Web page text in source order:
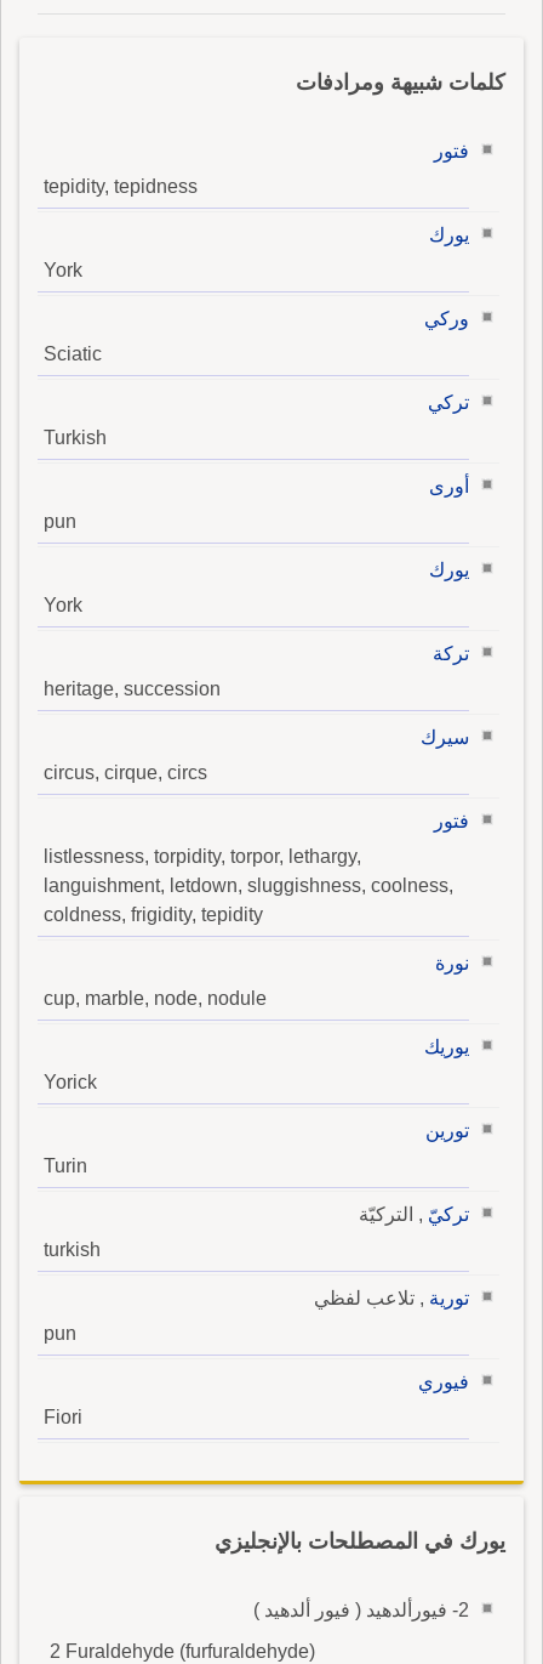
كلمات شبيهة ومرادفات
فتور
tepidity, tepidness
يورك
York
وركي
Sciatic
تركي
Turkish
أورى
pun
يورك
York
تركة
heritage, succession
سيرك
circus, cirque, circs
فتور
listlessness, torpidity, torpor, lethargy,
languishment, letdown, sluggishness, coolness,
coldness, frigidity, tepidity
نورة
cup, marble, node, nodule
يوريك
Yorick
تورين
Turin
تركيّ , التركيّة
turkish
تورية , تلاعب لفظي
pun
فيوري
Fiori
يورك في المصطلحات بالإنجليزي
2- فيورألدهيد ( فيور ألدهيد )
2 Furaldehyde (furfuraldehyde)